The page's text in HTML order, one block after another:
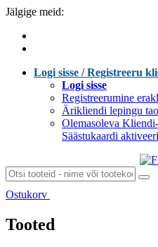
Jälgige meid:
Logi sisse / Registreeru
Logi sisse
Registreerumine
Ärikliendi lepingu
Olemasoleva
Säästukaardi
Ostukorv
Tooted